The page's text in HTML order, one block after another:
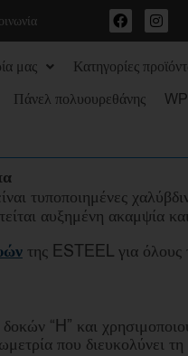
μας Κατηγορίες
Πάνελ πολυουρεθάνης
τυποποιημένες
αυξημένη ακαμψία
της ESTEEL για
“H” και
που διευκολύνει